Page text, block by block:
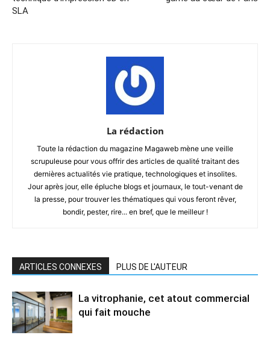
SLA
La rédaction
Toute la rédaction du magazine Magaweb mène une veille
scrupuleuse pour vous offrir des articles de qualité traitant des
dernières actualités vie pratique, technologiques et insolites.
Jour après jour, elle épluche blogs et journaux, le tout-venant de
la presse, pour trouver les thématiques qui vous feront rêver,
bondir, pester, rire... en bref, que le meilleur !
ARTICLES CONNEXES PLUS DE L'AUTEUR
La vitrophanie, cet atout commercial
qui fait mouche